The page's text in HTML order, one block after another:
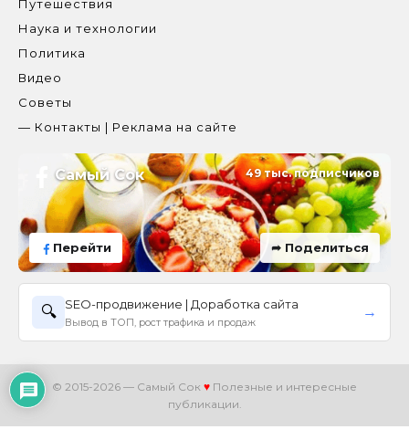
Путешествия
Наука и технологии
Политика
Видео
Советы
— Контакты | Реклама на сайте
Самый Сок 49 тыс. подписчиков
Перейти ➦ Поделиться
🔍 SEO-продвижение | Доработка сайта
Вывод в ТОП, рост трафика и продаж
→
© 2015-2026 — Самый Сок ♥ Полезные и интересные
публикации.